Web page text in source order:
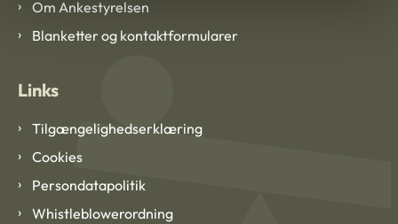
Om Ankestyrelsen
Blanketter og kontaktformularer
Links
Tilgængelighedserklæring
Cookies
Persondatapolitik
Whistleblowerordning